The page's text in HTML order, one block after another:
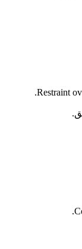
Restraint